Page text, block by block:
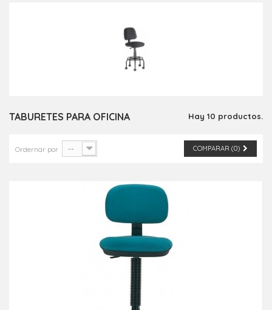
TABURETES PARA OFICINA Hay 10 productos.
COMPARAR (0)
Ordernar por --